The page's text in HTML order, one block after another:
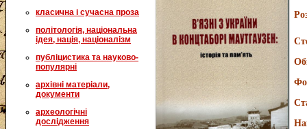
класична і сучасна проза
політологія, національна
ідея, нація, націоналізм
публіцистика та науково-
популярні
архівні матеріали,
документи
археологічні
дослідження